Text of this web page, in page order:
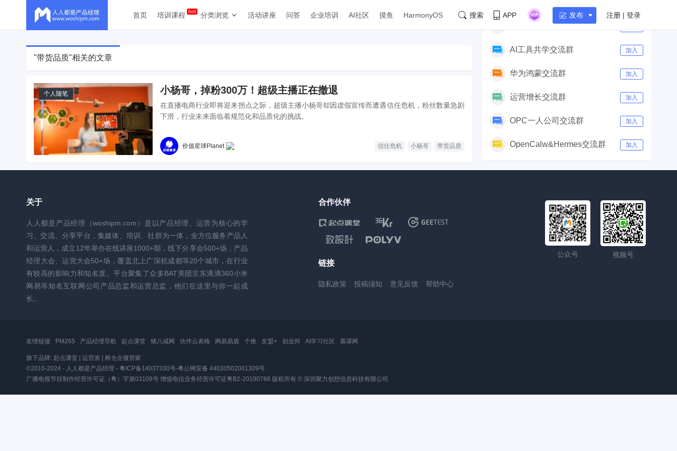
首页 培训课程 分类浏览 活动讲座 问答 企业培训 AI社区 摸鱼 HarmonyOS 搜索 APP 发布 注册 | 登录
"带货品质"相关的文章
个人随笔 小杨哥，掉粉300万！超级主播正在撤退
在直播电商行业即将迎来拐点之际，超级主播小杨哥却因虚假宣传而遭遇信任危机，粉丝数量急剧
下滑，行业未来面临着规范化和品质化的挑战。
价值星球Planet 信任危机 小杨哥 带货品质
AI产品经理交流群
AI工具共学交流群 加入
华为鸿蒙交流群 加入
运营增长交流群 加入
OPC一人公司交流群 加入
OpenCalw&Hermes交流群 加入
关于
人人都是产品经理（woshipm.com）是以产品经理、运营为核心的学
习、交流、分享平台，集媒体、培训、社群为一体，全方位服务产品人
和运营人，成立12年举办在线讲座1000+期，线下分享会500+场，产品
经理大会、运营大会50+场，覆盖北上广深杭成都等20个城市，在行业
有较高的影响力和知名度。平台聚集了众多BAT美团京东滴滴360小米
网易等知名互联网公司产品总监和运营总监，他们在这里与你一起成
长。
合作伙伴
链接
隐私政策 投稿须知 意见反馈 帮助中心
公众号 视频号
友情链接 PM265 产品经理导航 起点课堂 猪八戒网 伙伴云表格 网易易盾 个推 友盟+ 创业邦 AI学习社区 慕课网
旗下品牌: 起点课堂 运营派
粮仓企微管家
©2010-2024 - 人人都是产品经理 - 粤ICP备14037330号-粤公网安备 44030502001309号
广播电视节目制作经营许可证（粤）字第03109号 增值电信业务经营许可证粤B2-20190788 版权所有 © 深圳聚力创想信息科技有限公司